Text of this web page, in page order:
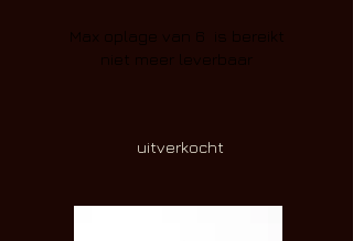
Max oplage van 6 is bereikt
niet meer leverbaar
uitverkocht